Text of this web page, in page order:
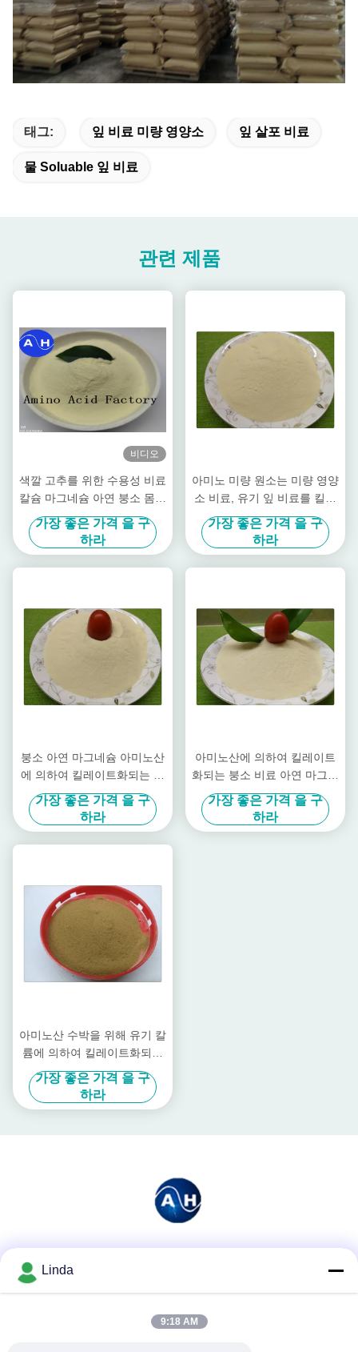
태그: 잎 비료 미량 영양소 잎 살포 비료
물 Soluable 잎 비료
관련 제품
비디오
색깔 고추를 위한 수용성 비료
칼슘 마그네슘 아연 붕소 몸리
브덴
가장 좋은 가격 을 구
하라
아미노 미량 원소는 미량 영양
소 비료, 유기 잎 비료를 킬레
이트화했습니다
가장 좋은 가격 을 구
하라
붕소 아연 마그네슘 아미노산
에 의하여 킬레이트화되는 미
량 영양소 밝은 노란색 분말
모양
가장 좋은 가격 을 구
하라
아미노산에 의하여 킬레이트
화되는 붕소 비료 아연 마그네
슘 수용성 비료
가장 좋은 가격 을 구
하라
아미노산 수박을 위해 유기 칼
륨에 의하여 킬레이트화되는
미량 영양소 비료
가장 좋은 가격 을 구
하라
Linda
9:18 AM